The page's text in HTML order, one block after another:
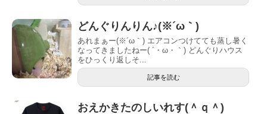
どんぐりんりん♪(※´ω｀)
あれまぁー(※´ω｀) エアコンつけてても蒸し暑く
なってきましたねー( ´・ω・｀) どんぐりハウス
をひっくり返しそ...
記事を読む
おえかきたのしいれす(＾ｑ＾)